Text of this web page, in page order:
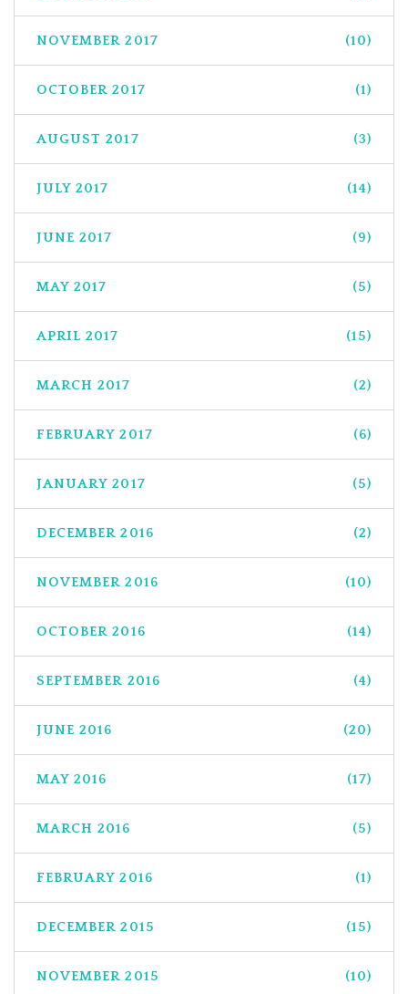
NOVEMBER 2017 (10)
OCTOBER 2017 (1)
AUGUST 2017 (3)
JULY 2017 (14)
JUNE 2017 (9)
MAY 2017 (5)
APRIL 2017 (15)
MARCH 2017 (2)
FEBRUARY 2017 (6)
JANUARY 2017 (5)
DECEMBER 2016 (2)
NOVEMBER 2016 (10)
OCTOBER 2016 (14)
SEPTEMBER 2016 (4)
JUNE 2016 (20)
MAY 2016 (17)
MARCH 2016 (5)
FEBRUARY 2016 (1)
DECEMBER 2015 (15)
NOVEMBER 2015 (10)